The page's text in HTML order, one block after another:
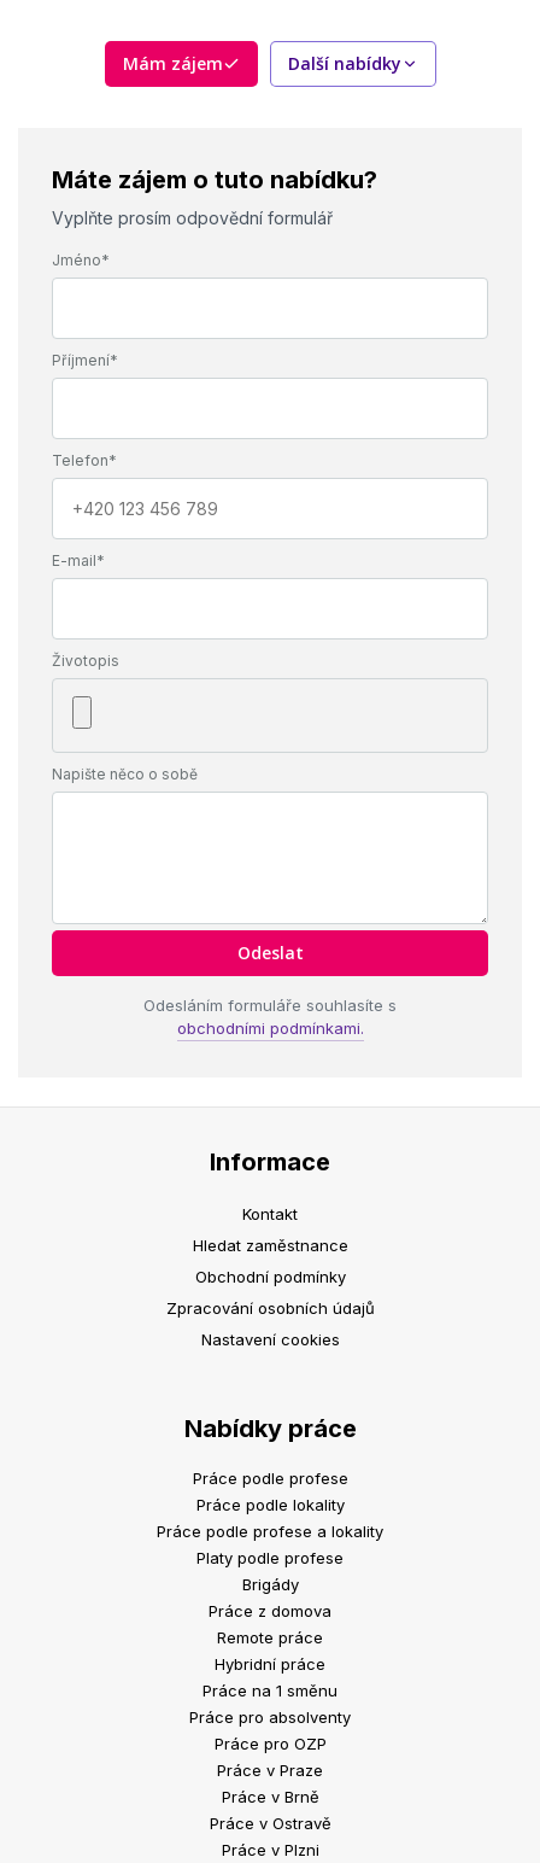
Mám zájem Další nabídky
Máte zájem o tuto nabídku?
Vyplňte prosím odpovědní formulář
Jméno*
Příjmení*
Telefon*
E-mail*
Životopis
Napište něco o sobě
Odesláním formuláře souhlasíte s
obchodními podmínkami.
Informace
Kontakt
Hledat zaměstnance
Obchodní podmínky
Zpracování osobních údajů
Nastavení cookies
Nabídky práce
Práce podle profese
Práce podle lokality
Práce podle profese a lokality
Platy podle profese
Brigády
Práce z domova
Remote práce
Hybridní práce
Práce na 1 směnu
Práce pro absolventy
Práce pro OZP
Práce v Praze
Práce v Brně
Práce v Ostravě
Práce v Plzni